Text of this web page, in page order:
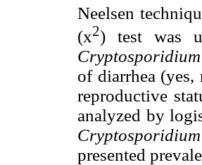
Neelsen
(x2) test was
Cryptosporidium
of diarrhea
reproductive
analyzed by
Cryptosporidium
presented